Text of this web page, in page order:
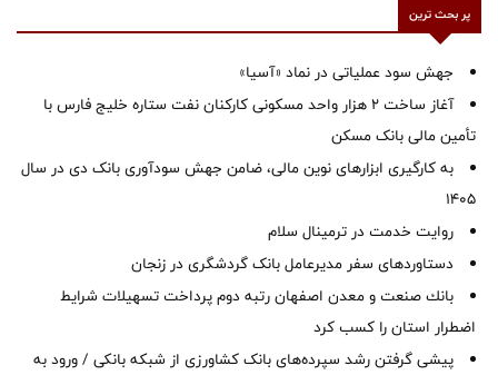
پر بحث ترین
جهش سود عملیاتی در نماد «آسیا»
آغاز ساخت ۲ هزار واحد مسکونی کارکنان نفت ستاره خلیج فارس با
تأمین مالی بانک مسکن
به کارگیری ابزارهای نوین مالی، ضامن جهش سودآوری بانک دی در سال
1405
روایت خدمت در ترمینال سلام
دستاوردهای سفر مدیرعامل بانک گردشگری در زنجان
بانك صنعت و معدن اصفهان رتبه دوم پرداخت تسهیلات شرایط
اضطرار استان را كسب كرد
پیشی گرفتن رشد سپرده‌های بانک کشاورزی از شبکه بانکی / ورود به